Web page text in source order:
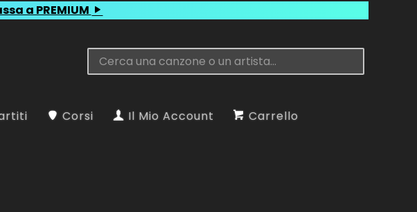
a PREMIUM
Corsi Il Mio Account Carrello